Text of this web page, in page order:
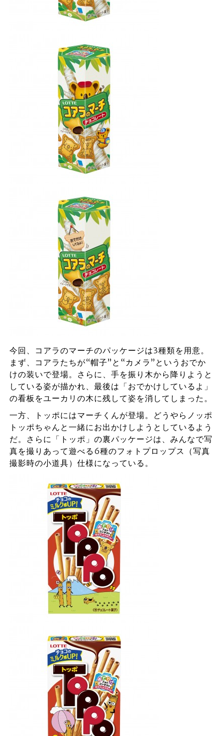
今回、コアラのマーチのパッケージは3種類を用意。
まず、コアラたちが“帽子”と“カメラ”というおでか
けの装いで登場。さらに、手を振り木から降りようと
している姿が描かれ、最後は「おでかけしているよ」
の看板をユーカリの木に残して姿を消してしまった。
一方、トッポにはマーチくんが登場。どうやらノッポ
トッポちゃんと一緒にお出かけしようとしているよう
だ。さらに「トッポ」の裏パッケージは、みんなで写
真を撮りあって遊べる6種のフォトプロップス（写真
撮影時の小道具）仕様になっている。